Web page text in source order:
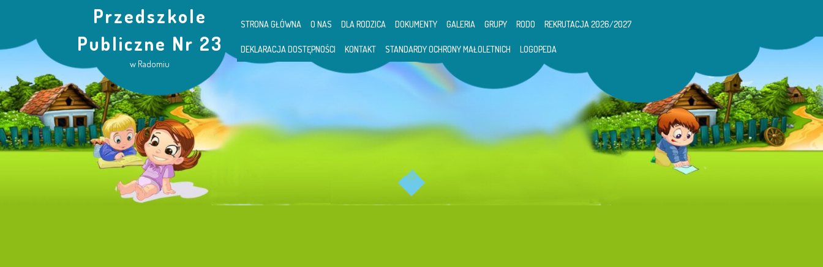
Przedszkole
Publiczne Nr 23
w Radomiu
STRONA GŁÓWNA O NAS DLA RODZICA DOKUMENTY GALERIA GRUPY RODO REKRUTACJA 2026/2027
DEKLARACJA DOSTĘPNOŚCI KONTAKT STANDARDY OCHRONY MAŁOLETNICH LOGOPEDA